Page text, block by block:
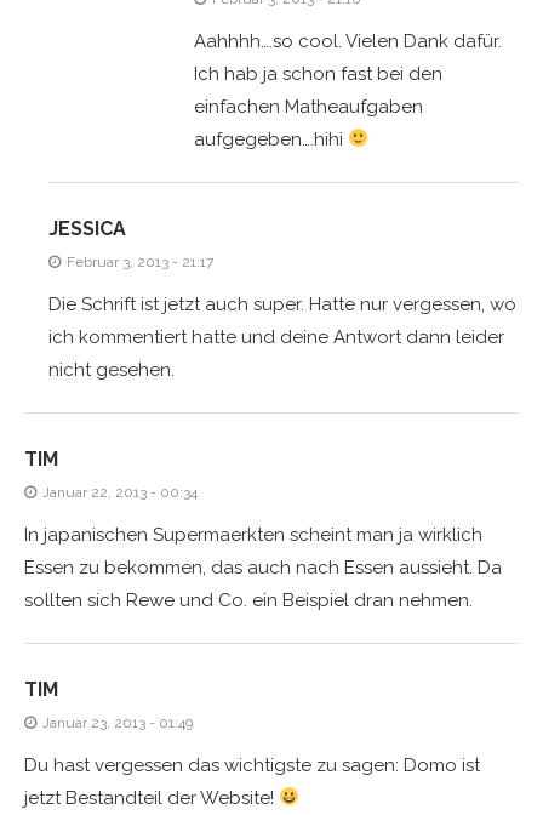
Aahhhh….so cool. Vielen Dank dafür.
Ich hab ja schon fast bei den
einfachen Matheaufgaben
aufgegeben….hihi
JESSICA
Februar 3, 2013 - 21:17
Die Schrift ist jetzt auch super. Hatte nur vergessen, wo
ich kommentiert hatte und deine Antwort dann leider
nicht gesehen.
TIM
Januar 22, 2013 - 00:34
In japanischen Supermaerkten scheint man ja wirklich
Essen zu bekommen, das auch nach Essen aussieht. Da
sollten sich Rewe und Co. ein Beispiel dran nehmen.
TIM
Januar 23, 2013 - 01:49
Du hast vergessen das wichtigste zu sagen: Domo ist
jetzt Bestandteil der Website!